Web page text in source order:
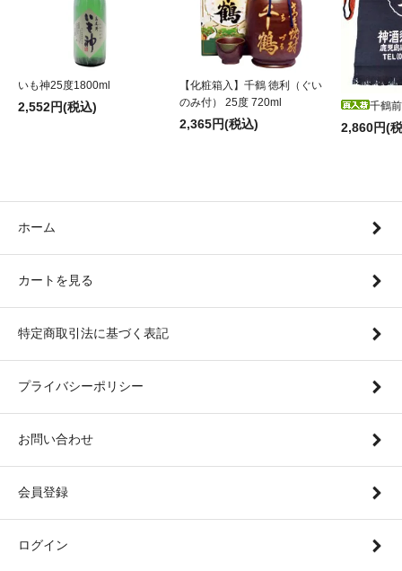
いも神25度1800ml
2,552円(税込)
【化粧箱入】千鶴 徳利（ぐい
のみ付） 25度 720ml
2,365円(税込)
千鶴
2,860円(
ホーム
カートを見る
特定商取引法に基づく表記
プライバシーポリシー
お問い合わせ
会員登録
ログイン